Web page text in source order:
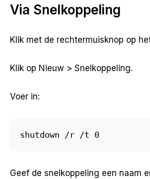
Via Snelkoppeling
Klik met de rechtermuisknop op
Klik op Nieuw > Snelkoppeling.
Voer in:
shutdown /r /t 0
Geef de snelkoppeling een naam